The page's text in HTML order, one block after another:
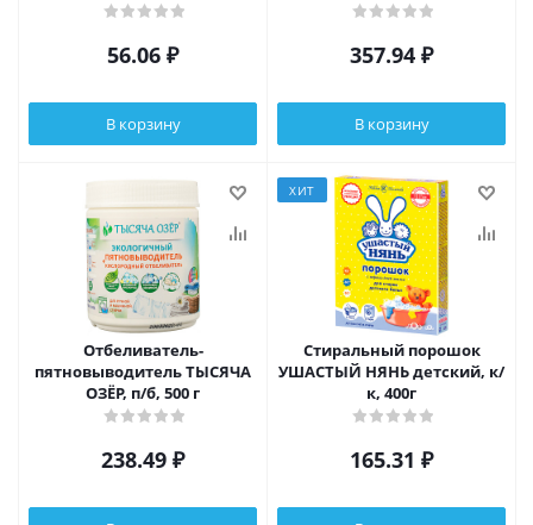
56.06 ₽
В корзину
357.94 ₽
В корзину
Отбеливатель-
пятновыводитель ТЫСЯЧА
ОЗЁР, п/б, 500 г
238.49 ₽
ХИТ
Стиральный порошок
УШАСТЫЙ НЯНЬ детский, к/
к, 400г
165.31 ₽